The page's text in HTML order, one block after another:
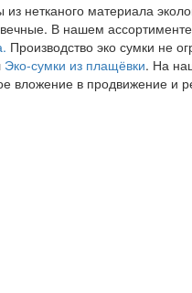
нетканого материала
В нашем
Производство эко сумки не
Эко-сумки из плащёвки. На
вложение в продвижение и